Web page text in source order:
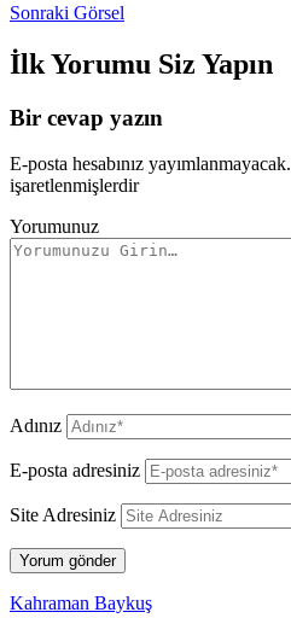
Sonraki Görsel
İlk Yorumu Siz Yapın
Bir cevap yazın
E-posta hesabınız yayımlanmayacak.
işaretlenmişlerdir
Yorumunuz
Adınız
E-posta adresiniz
Site Adresiniz
Kahraman Baykuş